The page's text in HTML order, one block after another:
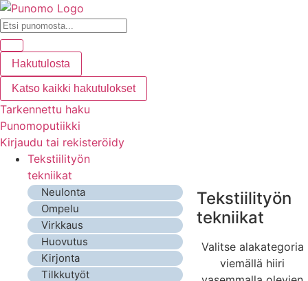
Hakutulosta
Katso kaikki hakutulokset
Tarkennettu haku
Punomoputiikki
Kirjaudu tai rekisteröidy
Tekstiilityön
tekniikat
Neulonta
Ompelu
Virkkaus
Huovutus
Kirjonta
Tilkkutyöt
Tekstiilityön
tekniikat
Valitse alakategoria
viemällä hiiri